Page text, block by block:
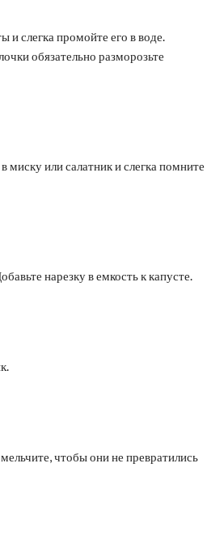
и слегка промойте его в воде.
обязательно разморозьте
миску или салатник и слегка помните
нарезку в емкость к капусте.
чтобы они не превратились